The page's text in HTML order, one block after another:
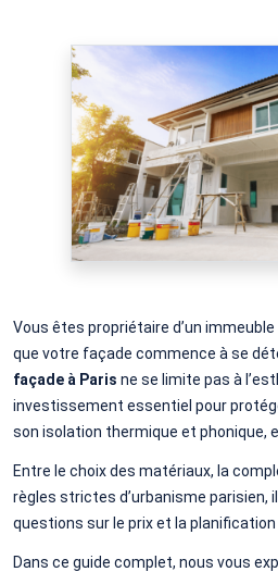
Vous êtes propriétaire d’un
que votre façade commence à se
façade à Paris ne se limite pas à
investissement essentiel pour
son isolation thermique et phonique,
Entre le choix des matériaux, la
règles strictes d’urbanisme parisien,
questions sur le prix et la planification
Dans ce guide complet, nous vous